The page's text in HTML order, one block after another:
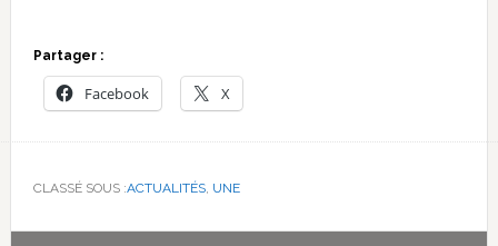
Partager :
Facebook X
CLASSÉ SOUS :ACTUALITÉS, UNE